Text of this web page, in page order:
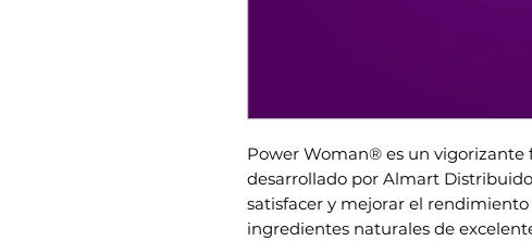
Power Woman® es un vigorizante
desarrollado por Almart
satisfacer y mejorar el
ingredientes naturales de